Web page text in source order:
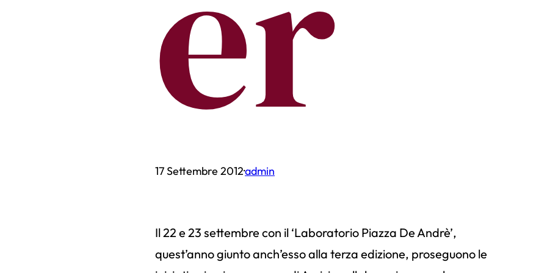
17 Settembre 2012·admin
Il 22 e 23 settembre con il ‘Laboratorio Piazza De Andrè’,
quest’anno giunto anch’esso alla terza edizione, proseguono le